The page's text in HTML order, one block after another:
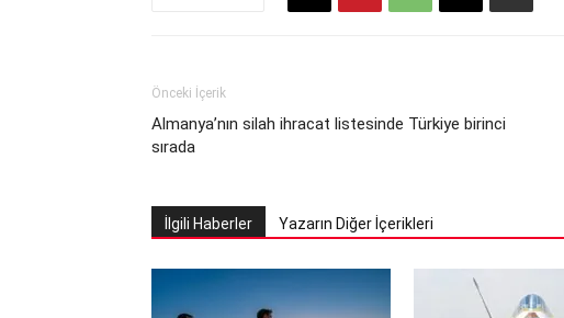
Önceki İçerik
Almanya’nın silah ihracat listesinde Türkiye birinci
sırada
İlgili Haberler Yazarın Diğer İçerikleri